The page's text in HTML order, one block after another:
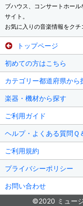
ブハウス、コンサートホー
サイト。
お気に入りの音楽情報をクチ
トップページ
初めての方はこちら
カテゴリー都道府県から
楽器・機材から探す
ご利用ガイド
ヘルプ・よくある質問Ｑ
ご利用規約
プライバシーポリシー
お問い合わせ
©2020 ミュー